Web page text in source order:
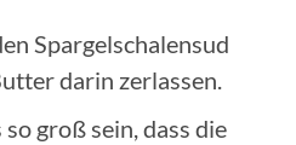
Spargelschalensud
darin zerlassen.
groß sein, dass die